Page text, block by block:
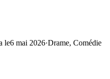
le6 mai 2026·Drame, Comédie